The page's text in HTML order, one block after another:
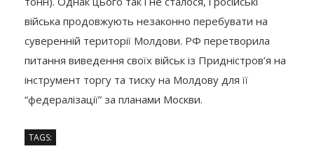
війська продовжують незаконно перебувати на
суверенній території Молдови. РФ перетворила
питання виведення своїх військ із Придністров’я на
інструмент торгу та тиску на Молдову для її
“федералізації” за планами Москви.
TAGS: